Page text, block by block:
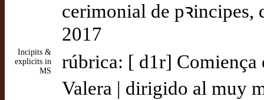
cerimonial de pꝛincipes,
2017
Incipits &
explicits in
MS
rúbrica: [ d1r] Comiença
Valera | dirigido al muy